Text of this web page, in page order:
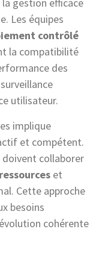
Les équipes
contrôlé
la compatibilité
des
utilisateur.
implique
et compétent.
collaborer
et
Cette approche
besoins
cohérente